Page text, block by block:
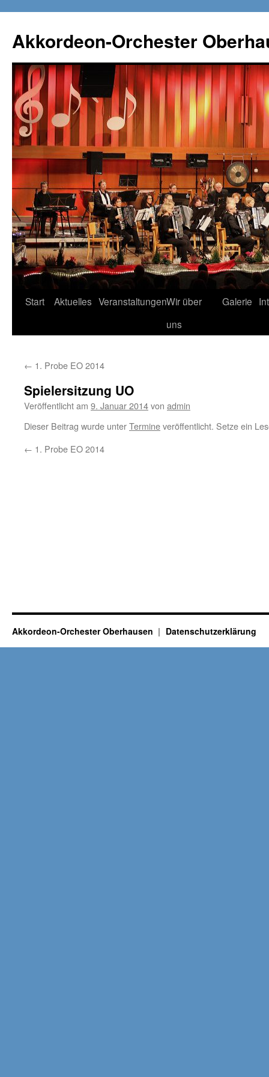
springen
Akkordeon-Orchester
Start Aktuelles VeranstaltungenWir über
uns
Galerie
← 1. Probe EO 2014
Spielersitzung UO
Veröffentlicht am 9. Januar 2014von admin
Dieser Beitrag wurde unterTermineveröffentlicht. Setze ein
← 1. Probe EO 2014
Akkordeon-Orchester Oberhausen Datenschutzerklärung